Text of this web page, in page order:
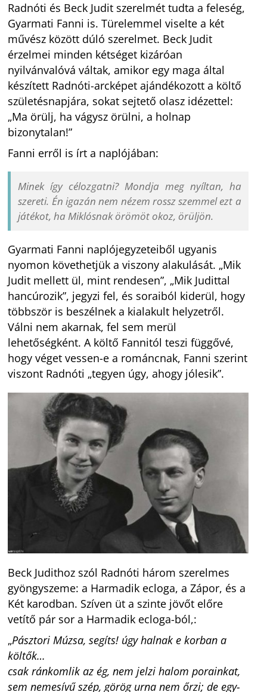
Radnóti és Beck Judit szerelmét tudta a feleség,
Gyarmati Fanni is. Türelemmel viselte a két
művész között dúló szerelmet. Beck Judit
érzelmei minden kétséget kizáróan
nyilvánvalóvá váltak, amikor egy maga által
készített Radnóti-arcképet ajándékozott a költő
születésnapjára, sokat sejtető olasz idézettel:
„Ma örülj, ha vágysz örülni, a holnap
bizonytalan!”
Fanni erről is írt a naplójában:
Minek így célozgatni? Mondja meg nyíltan, ha
szereti. Én igazán nem nézem rossz szemmel ezt a
játékot, ha Miklósnak örömöt okoz, örüljön.
Gyarmati Fanni naplójegyzeteiből ugyanis
nyomon követhetjük a viszony alakulását. „Mik
Judit mellett ül, mint rendesen”, „Mik Judittal
hancúrozik”, jegyzi fel, és soraiból kiderül, hogy
többször is beszélnek a kialakult helyzetről.
Válni nem akarnak, fel sem merül
lehetőségként. A költő Fannitól teszi függővé,
hogy véget vessen-e a románcnak, Fanni szerint
viszont Radnóti „tegyen úgy, ahogy jólesik”.
Beck Judithoz szól Radnóti három szerelmes
gyöngyszeme: a Harmadik ecloga, a Zápor, és a
Két karodban. Szíven üt a szinte jövőt előre
vetítő pár sor a Harmadik ecloga-ból,:
„Pásztori Múzsa, segíts! úgy halnak e korban a
költők…
csak ránkomlik az ég, nem jelzi halom porainkat,
sem nemesívű szép, görög urna nem őrzi; de egy-